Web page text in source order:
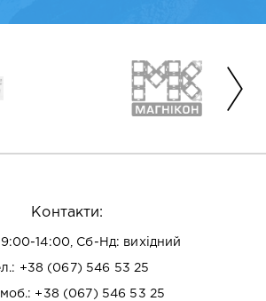
Контакти:
14:00, Сб-Нд: вихідний
+38 (067) 546 53 25
моб.: +38 (067) 546 53 25